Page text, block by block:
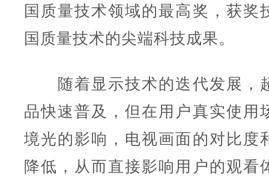
国质量技术领域的最高奖，获奖
国质量技术的尖端科技成果。
随着显示技术的迭代发展，
品快速普及，但在用户真实使用
境光的影响，电视画面的对比度
降低，从而直接影响用户的观看